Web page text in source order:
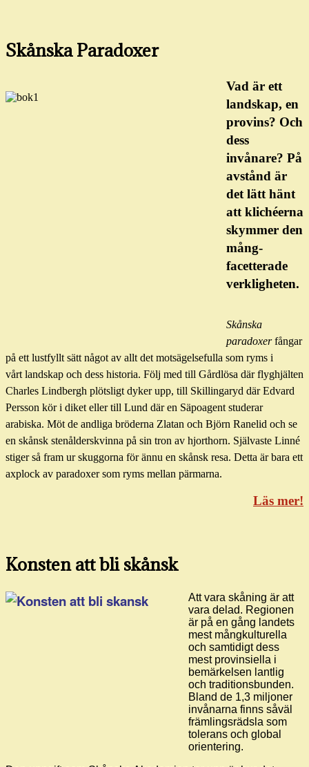
Skånska Paradoxer
Vad är ett
landskap, en
provins? Och
dess
invånare? På
avstånd är
det lätt hänt
att klichéerna
skymmer den
mång­
facetterade
verkligheten.
Skånska
paradoxerfångar
på ett lustfyllt sätt något av allt det motsägelsefulla som ryms i
vårt landskap och dess historia. Följ med till Gårdlösa där flyghjälten
Charles Lindbergh plötsligt dyker upp, till Skillingaryd där Edvard
Persson kör i diket eller till Lund där en Säpoagent studerar
arabiska. Möt de andliga bröderna Zlatan och Björn Ranelid och se
en skånsk stenålderskvinna på sin tron av hjorthorn. Självaste Linné
stiger så fram ur skuggorna för ännu en skånsk resa. Detta är bara ett
axplock av paradoxer som ryms mellan pärmarna.
Läs mer!
Konsten att bli skånsk
Att vara skåning är att
vara delad. Regionen
är på en gång landets
mest mångkulturella
och samtidigt dess
mest provinsiella i
bemärkelsen lantlig
och traditionsbunden.
Bland de 1,3 miljoner
invånarna finns såväl
främlingsrädsla som
tolerans och global
orientering.